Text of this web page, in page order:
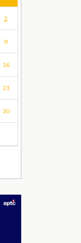
2
9
16
23
30